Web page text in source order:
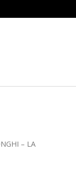
– LA